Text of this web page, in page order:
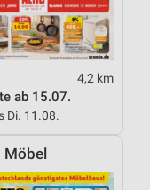
4,2 km
ab 15.07.
Di. 11.08.
Möbel